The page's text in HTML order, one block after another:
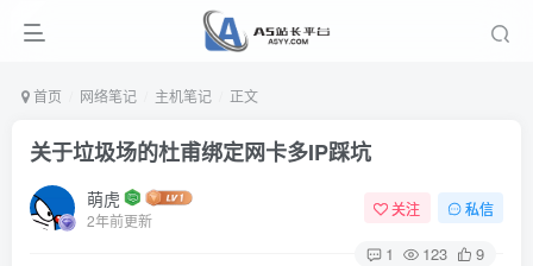
首页 网络笔记 主机笔记 正文
关于垃圾场的杜甫绑定网卡多IP踩坑
萌虎
2年前更新
关注 私信
1 123 9